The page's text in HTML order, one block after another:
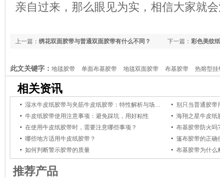
亲自过来，那么眼见为实，相信大家就
下一篇： 彩色美纹
上一篇： 绣花双面胶带与普通双面胶带有什么不同？
此文关键字： 地毯胶带 单面布基胶带 地毯双面胶带 布基胶带 热熔型挂
相关资讯
湿水牛皮纸胶带与夹筋牛皮纸胶带：特性解析与场景适配指南
牛皮纸胶带使用注意事项：避免踩坑，用好粘性
海翔之星牛皮纸
在使用牛皮纸胶带时，需要注意哪些事项？
布基胶带防火吗
哪些地方适用牛皮纸胶带？
篷布胶带的正确
如何判断警示胶带的质量
布基胶带为什么
推荐产品